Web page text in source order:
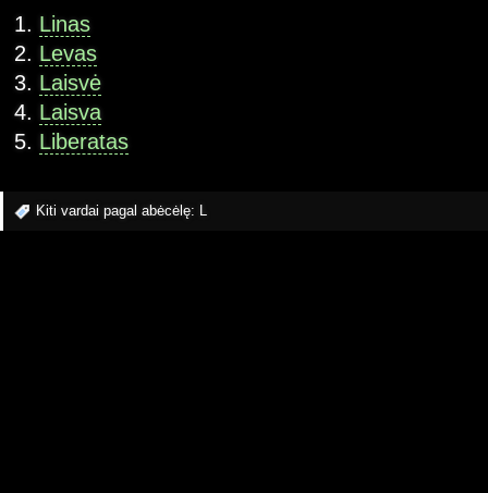
Linas
Levas
Laisvė
Laisva
Liberatas
Kiti vardai pagal abėcėlę: L